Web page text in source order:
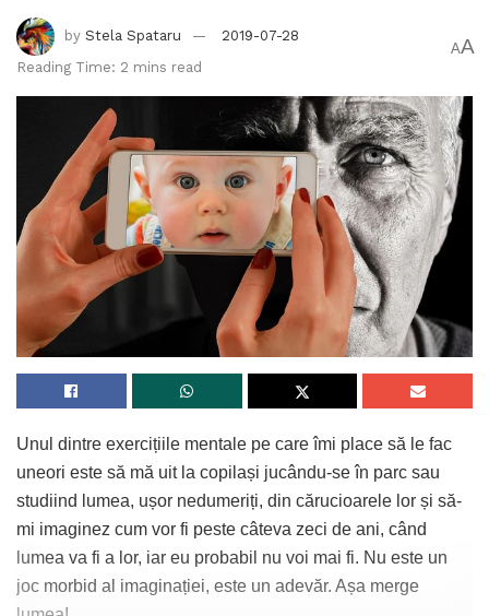
by Stela Spataru
2019-07-28
Reading Time: 2 mins read
AA
Unul dintre exercițiile mentale pe care îmi place să le fac
uneori este să mă uit la copilași jucându-se în parc sau
studiind lumea, ușor nedumeriți, din cărucioarele lor și să-
mi imaginez cum vor fi peste câteva zeci de ani, când
lumea va fi a lor, iar eu probabil nu voi mai fi. Nu este un
joc morbid al imaginației, este un adevăr. Așa merge